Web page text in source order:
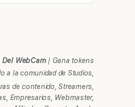
Del WebCam| Gana tokens
a la comunidad de Studios,
de contenido, Streamers,
Empresarios, Webmaster,